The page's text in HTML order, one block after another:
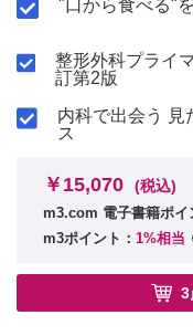
"口から食べる"
整形外科プライ
訂第2版
内科で出会う 見
ス
￥15,070 (税込)
m3.com 電子書籍ポイ
m3ポイント： 1%相当
3